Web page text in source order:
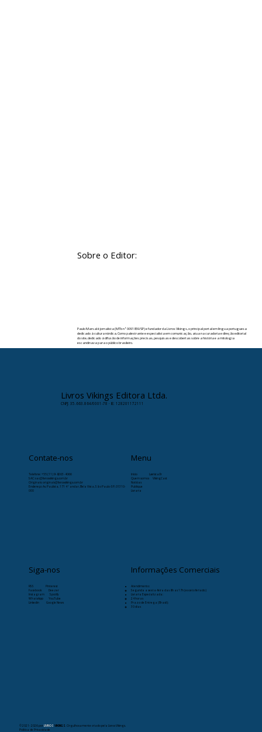
Sobre o Editor:
Paulo Marsal é jornalista (MTb nº 0091859/SP) e fundador da Livros Vikings, o principal portal em língua portuguesa
dedicado à cultura nórdica. Como palestrante e especialista em comunicação, atua na curadoria e direção editorial
do site, dedicado à difusão de informações precisas, pesquisas e descobertas sobre a história e a mitologia
escandinava para o público brasileiro.
Livros Vikings Editora Ltda.
CNPJ: 35.663.864/0001-78 · IE: 128201172111
Contate-nos
Telefone:+55 (11) 9-8263-4066
SAC: sac@livrosvikings.com.br
Originais: originais@livrosvikings.com.br
Endereço: Av. Paulista, 171 4º andar, Bela Vista, São Paulo-SP, 01310-
000
Menu
Início
Læristaðr
Quem somos
VikingCast
Notícias
Publique
Livraria
Siga-nos
RSS
Pinterest
Facebook
Deezer
Instagram
Spotify
WhatsApp
YouTube
Linkedin
Google News
Informações Comerciais
Atendimento:
Segunda a sexta-feira das 8h as 17h (exceto feriado)
Livraria Especializada:
24 horas
Prazo de Entrega (Brasil):
30 dias
© 2021- 2026por LIVROSVIKINGS . Orgulhosamente criado pela Livros Vikings.
Política de Privacidade